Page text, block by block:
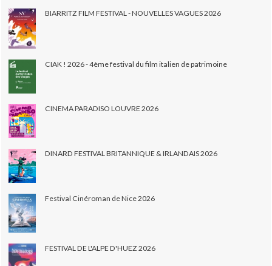
BIARRITZ FILM FESTIVAL - NOUVELLES VAGUES 2026
CIAK ! 2026 - 4ème festival du film italien de patrimoine
CINEMA PARADISO LOUVRE 2026
DINARD FESTIVAL BRITANNIQUE & IRLANDAIS 2026
Festival Cinéroman de Nice 2026
FESTIVAL DE L'ALPE D'HUEZ 2026